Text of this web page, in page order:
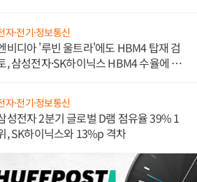
자·전기·정보통신
비디아 '루빈 울트라'에도 HBM4 탑재 검
, 삼성전자·SK하이닉스 HBM4 수율에 주
자·전기·정보통신
성전자 2분기 글로벌 D램 점유율 39% 1
, SK하이닉스와 13%p 격차